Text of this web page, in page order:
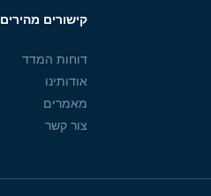
קישורים מהירים
דוחות המדד
אודותינו
מאמרים
צור קשר